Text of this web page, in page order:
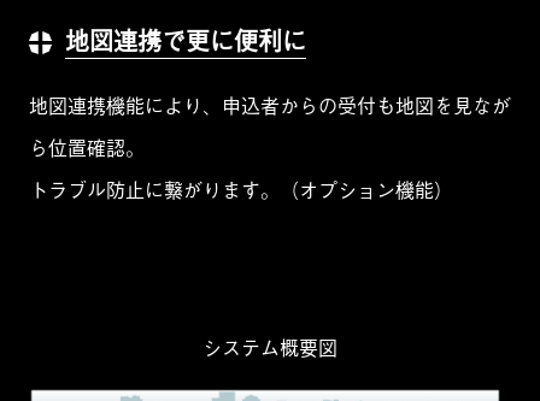
地図連携で更に便利に
地図連携機能により、申込者からの受付も地図を見なが
ら位置確認。
トラブル防止に繋がります。（オプション機能）
システム概要図